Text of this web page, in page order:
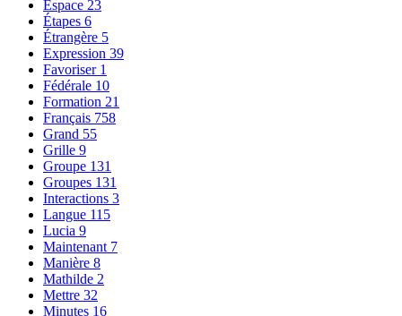
Espace 23
Étapes 6
Étrangère 5
Expression 39
Favoriser 1
Fédérale 10
Formation 21
Français 758
Grand 55
Grille 9
Groupe 131
Groupes 131
Interactions 3
Langue 115
Lucia 9
Maintenant 7
Manière 8
Mathilde 2
Mettre 32
Minutes 16